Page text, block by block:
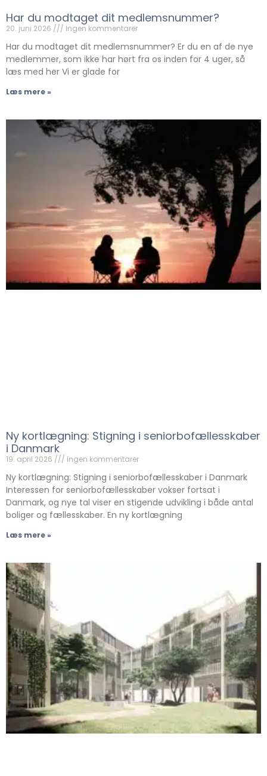
Har du modtaget dit medlemsnummer?
20. juni 2026 Ingen kommentarer
Har du modtaget dit medlemsnummer? Er du en af de nye
medlemmer, som ikke har hørt fra os inden for 4 uger, så
læs med her Vi er glade for
Læs mere »
Ny kortlægning: Stigning i seniorbofællesskaber
i Danmark
19. april 2026 Ingen kommentarer
Ny kortlægning: Stigning i seniorbofællesskaber i Danmark
Interessen for seniorbofællesskaber vokser fortsat i
Danmark, og nye tal viser en stigende udvikling i både antal
boliger og fællesskaber. En ny kortlægning
Læs mere »